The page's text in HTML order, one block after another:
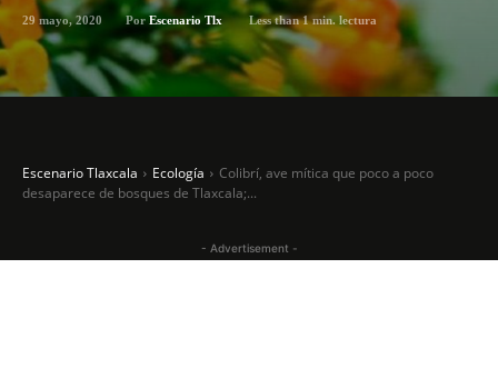
29 mayo, 2020 Por Escenario Tlx Less than 1min. lectura
Escenario Tlaxcala Ecología
Colibrí, ave mítica que poco a poco
desaparece de bosques de Tlaxcala;...
- Advertisement -